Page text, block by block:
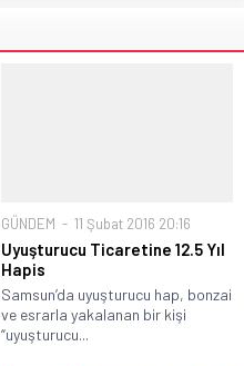
GÜNDEM 11 Şubat 2016 20:16
Uyuşturucu Ticaretine 12.5 Yıl
Hapis
Samsun’da uyuşturucu hap, bonzai
ve esrarla yakalanan bir kişi
“uyuşturucu...